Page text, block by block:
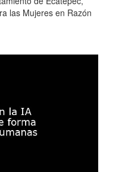
las Mujeres en Razón